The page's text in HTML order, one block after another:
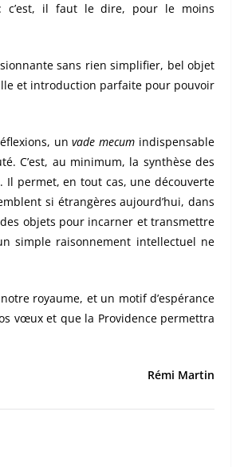
c’est, il faut le dire, pour le moins
sans rien simplifier, bel objet
et introduction parfaite pour pouvoir
unvade mecum indispensable
C’est, au minimum, la synthèse des
Il permet, en tout cas, une découverte
si étrangères aujourd’hui, dans
objets pour incarner et transmettre
simple raisonnement intellectuel ne
royaume, et un motif d’espérance
vœux et que la Providence permettra
Rémi Martin